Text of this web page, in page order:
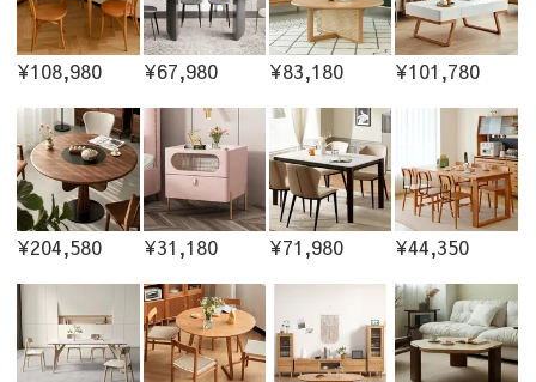
¥108,980 ¥67,980 ¥83,180 ¥101,780
¥204,580 ¥31,180 ¥71,980 ¥44,350